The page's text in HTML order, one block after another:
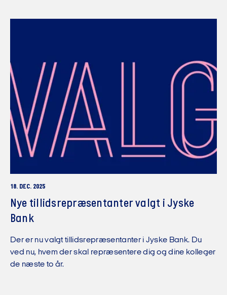
18. DEC. 2025
Nye tillidsrepræsentanter valgt i Jyske
Bank
Der er nu valgt tillidsrepræsentanter i Jyske Bank. Du
ved nu, hvem der skal repræsentere dig og dine kolleger
de næste to år.